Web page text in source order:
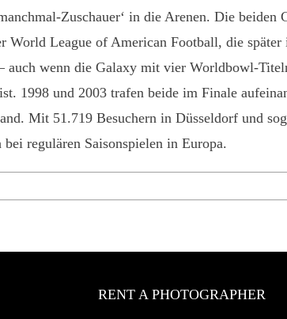
Zuschauer‘ in die Arenen. Die beiden
League of American Football, die
auch wenn die Galaxy mit vier Worldbowl-
1998 und 2003 trafen beide im Finale
Mit 51.719 Besuchern in Düsseldorf und
regulären Saisonspielen in Europa.
RENT A PHOTOGRAPHER